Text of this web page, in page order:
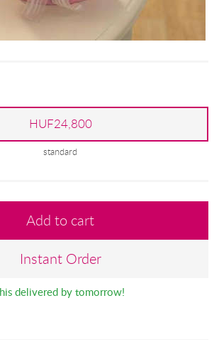
HUF24,800
standard
Add to cart
Instant Order
delivered by tomorrow!